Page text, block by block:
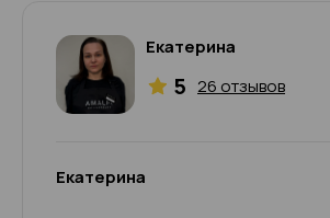
Екатерина
5 26 отзывов
Екатерина